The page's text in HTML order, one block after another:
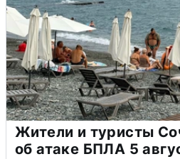
Жители и туристы
об атаке БПЛА 5